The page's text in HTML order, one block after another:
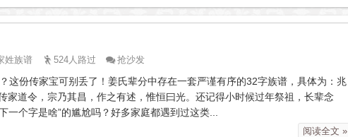
姓族谱 524人路过 抢沙发
这份传家宝可别丢了！姜氏辈分中存在一套严谨有序的32字族谱，具体为：兆
家道令，宗乃其昌，作之有述，惟恒曰光。还记得小时候过年祭祖，长辈念
一个字是啥”的尴尬吗？好多家庭都遇到过这类...
阅读全文 »